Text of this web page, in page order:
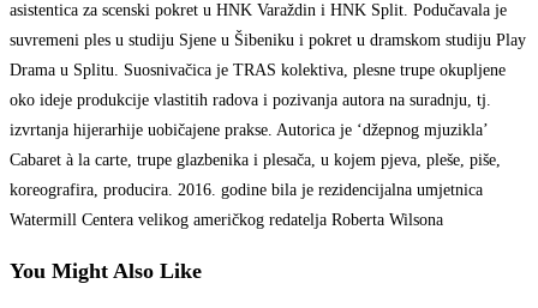
asistentica za scenski pokret u HNK Varaždin i HNK Split. Podučavala je
suvremeni ples u studiju Sjene u Šibeniku i pokret u dramskom studiju Play
Drama u Splitu. Suosnivačica je TRAS kolektiva, plesne trupe okupljene
oko ideje produkcije vlastitih radova i pozivanja autora na suradnju, tj.
izvrtanja hijerarhije uobičajene prakse. Autorica je ‘džepnog mjuzikla’
Cabaret à la carte, trupe glazbenika i plesača, u kojem pjeva, pleše, piše,
koreografira, producira. 2016. godine bila je rezidencijalna umjetnica
Watermill Centera velikog američkog redatelja Roberta Wilsona
You Might Also Like